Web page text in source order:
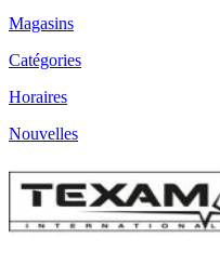
Magasins
Catégories
Horaires
Nouvelles